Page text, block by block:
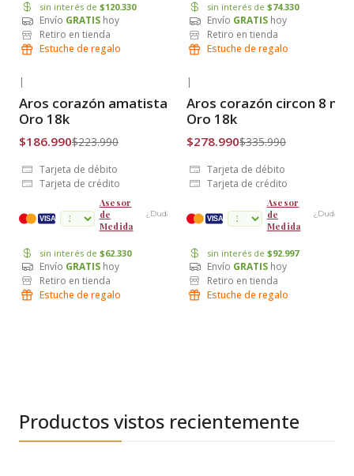
sin interés de $120.330
Envío GRATIS hoy
Retiro en tienda
Estuche de regalo
sin interés de $74.330
Envío GRATIS hoy
Retiro en tienda
Estuche de regalo
Envío Gratis
|
Aros corazón amatista 5 mm
Oro 18k
$186.990$223.990
Tarjeta de débito
Tarjeta de crédito
VISA
Asesor
de
Medida
¿Dudas? cuotas
sin interés de $62.330
Envío GRATIS hoy
Retiro en tienda
Estuche de regalo
Envío Gratis
|
Aros corazón circon 8 mm
Oro 18k
$278.990$335.990
Tarjeta de débito
Tarjeta de crédito
VISA
Asesor
de
Medida
¿Dudas?
sin interés de $92.997
Envío GRATIS hoy
Retiro en tienda
Estuche de regalo
Productos vistos recientemente